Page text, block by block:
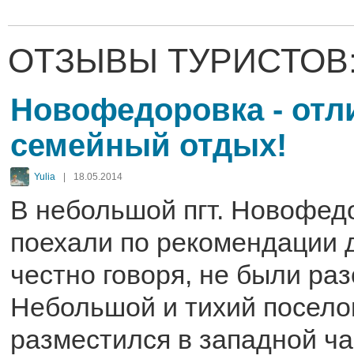
ОТЗЫВЫ
Новофедоровка -
семейный отдых!
Yulia | 18.05.2014
В небольшой пгт.
поехали по рекомендации
честно говоря, не были
Небольшой и тихий
разместился в западной